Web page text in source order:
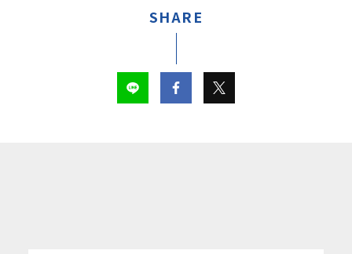
SHARE